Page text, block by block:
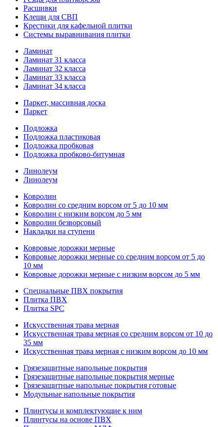
Расшивки
Клещи для СВП
Крестики для кафельной плитки
Системы выравнивания плитки
Ламинат
Ламинат 31 класса
Ламинат 32 класса
Ламинат 33 класса
Ламинат 34 класса
Паркет, массивная доска
Паркет
Подложка
Подложка пластиковая
Подложка пробковая
Подложка пробково-битумная
Линолеум
Линолеум
Ковролин
Ковролин со средним ворсом от 5 до 10 мм
Ковролин с низким ворсом до 5 мм
Ковролин безворсовый
Накладки на ступени
Ковровые дорожки мерные
Ковровые дорожки мерные со средним ворсом от 5 до
10 мм
Ковровые дорожки мерные с низким ворсом до 5 мм
Специальные ПВХ покрытия
Плитка ПВХ
Плитка SPC
Искуccтвенная трава мерная
Искусственная трава мерная со средним ворсом от 10 до
35 мм
Искусственная трава мерная с низким ворсом до 10 мм
Грязезащитные напольные покрытия
Грязезащитные напольные покрытия мерные
Грязезащитные напольные покрытия готовые
Модульные напольные покрытия
Плинтусы и комплектующие к ним
Плинтусы на основе ПВХ